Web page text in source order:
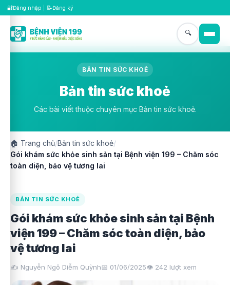
🔐Đăng nhập 📝Đăng ký
🔍
BẢN TIN SỨC KHOẺ
Bản tin sức khoẻ
Các bài viết thuộc chuyên mục Bản tin sức khoẻ.
🏠 Trang chủ/Bản tin sức khoẻ/
Gói khám sức khỏe sinh sản tại Bệnh viện 199 – Chăm sóc
toàn diện, bảo vệ tương lai
BẢN TIN SỨC KHOẺ
Gói khám sức khỏe sinh sản tại Bệnh
viện 199 – Chăm sóc toàn diện, bảo
vệ tương lai
✍️ Nguyễn Ngô Diễm Quỳnh📅 01/06/2025👁️ 242 lượt xem